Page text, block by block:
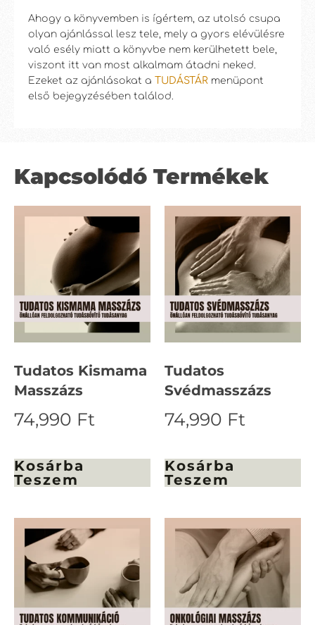
Ahogy a könyvemben is ígértem, az utolsó csupa
olyan ajánlással lesz tele, mely a gyors elévülésre
való esély miatt a könyvbe nem kerülhetett bele,
viszont itt van most alkalmam átadni neked.
Ezeket az ajánlásokat a
TUDÁSTÁR menüpont
első bejegyzésében találod.
Kapcsolódó Termékek
Tudatos Kismama
Masszázs
74,990 Ft
Kosárba
Teszem
Tudatos
Svédmasszázs
74,990 Ft
Kosárba
Teszem